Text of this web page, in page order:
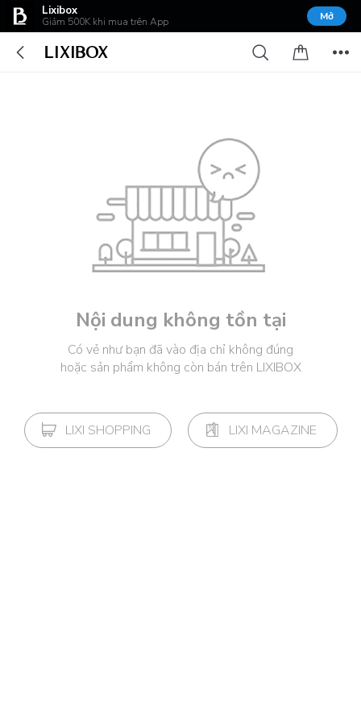
Lixibox
Giảm 500K khi mua trên App Mở
Nội dung không tồn tại
Có vẻ như bạn đã vào địa chỉ không đúng
hoặc sản phẩm không còn bán trên LIXIBOX
LIXI SHOPPING LIXI MAGAZINE